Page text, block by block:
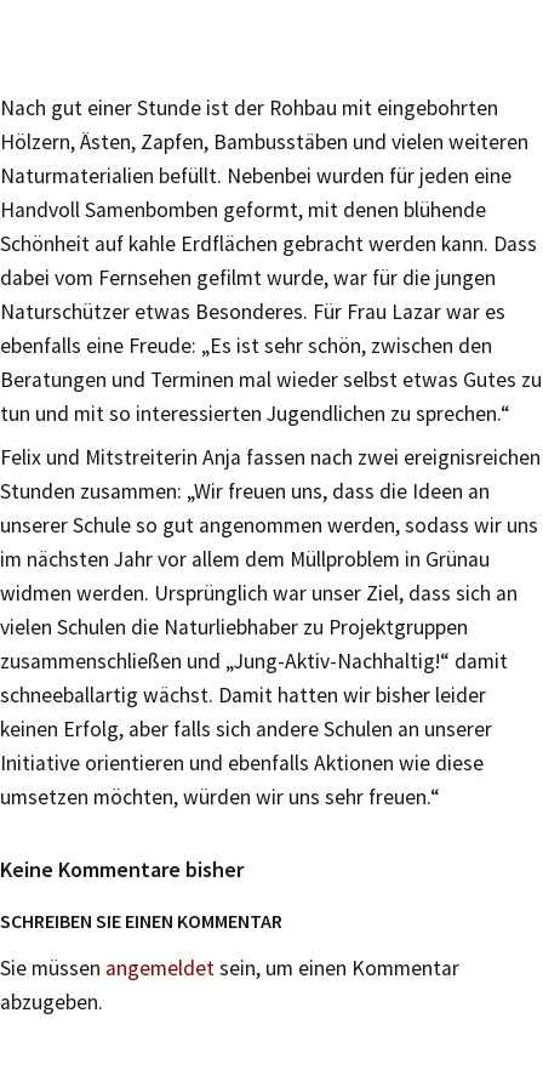
Nach gut einer Stunde ist der Rohbau mit eingebohrten
Hölzern, Ästen, Zapfen, Bambusstäben und vielen weiteren
Naturmaterialien befüllt. Nebenbei wurden für jeden eine
Handvoll Samenbomben geformt, mit denen blühende
Schönheit auf kahle Erdflächen gebracht werden kann. Dass
dabei vom Fernsehen gefilmt wurde, war für die jungen
Naturschützer etwas Besonderes. Für Frau Lazar war es
ebenfalls eine Freude: „Es ist sehr schön, zwischen den
Beratungen und Terminen mal wieder selbst etwas Gutes zu
tun und mit so interessierten Jugendlichen zu sprechen.“
Felix und Mitstreiterin Anja fassen nach zwei ereignisreichen
Stunden zusammen: „Wir freuen uns, dass die Ideen an
unserer Schule so gut angenommen werden, sodass wir uns
im nächsten Jahr vor allem dem Müllproblem in Grünau
widmen werden. Ursprünglich war unser Ziel, dass sich an
vielen Schulen die Naturliebhaber zu Projektgruppen
zusammenschließen und „Jung-Aktiv-Nachhaltig!“ damit
schneeballartig wächst. Damit hatten wir bisher leider
keinen Erfolg, aber falls sich andere Schulen an unserer
Initiative orientieren und ebenfalls Aktionen wie diese
umsetzen möchten, würden wir uns sehr freuen.“
Keine Kommentare bisher
SCHREIBEN SIE EINEN KOMMENTAR
Sie müssen angemeldetsein, um einen Kommentar
abzugeben.